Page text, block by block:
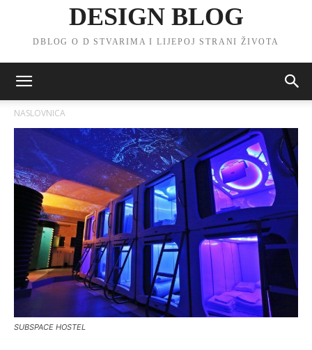
DESIGN BLOG
DBLOG O D STVARIMA I LIJEPOJ STRANI ŽIVOTA
NASLOVNICA
SUBSPACE HOSTEL